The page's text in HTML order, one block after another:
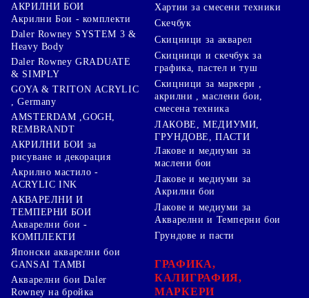
АКРИЛНИ БОИ
Акрилни Бои - комплекти
Daler Rowney SYSTEM 3 &
Heavy Body
Daler Rowney GRADUATE
& SIMPLY
GOYA & TRITON АCRYLIC
, Germany
AMSTERDAM ,GOGH,
REMBRANDT
АКРИЛНИ БОИ за
рисуване и декорация
Акрилно мастило -
ACRYLIC INK
АКВАРЕЛНИ И
ТЕМПЕРНИ БОИ
Акварелни бои -
КОМПЛЕКТИ
Японски акварелни бои
GANSAI TAMBI
Акварелни бои Daler
Rowney на бройка
Хартии за смесени техники
Скечбук
Скицници за акварел
Скицници и скечбук за
графика, пастел и туш
Скицници за маркери ,
акрилни , маслени бои,
смесена техника
ЛАКОВЕ, МЕДИУМИ,
ГРУНДОВЕ, ПАСТИ
Лакове и медиуми за
маслени бои
Лакове и медиуми за
Акрилни бои
Лакове и медиуми за
Акварелни и Темперни бои
Грундове и пасти
ГРАФИКА,
КАЛИГРАФИЯ,
МАРКЕРИ